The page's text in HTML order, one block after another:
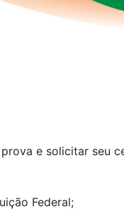
e solicitar seu
Federal;